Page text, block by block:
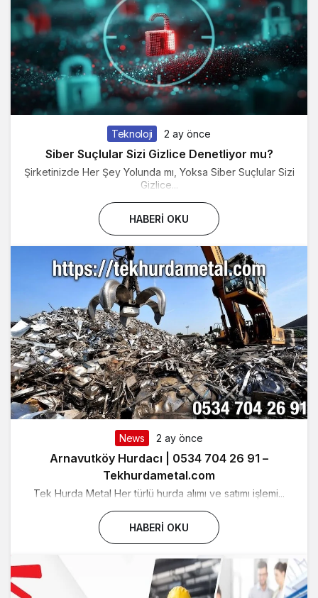
Teknoloji 2 ay önce
Siber Suçlular Sizi Gizlice Denetliyor mu?
Şirketinizde Her Şey Yolunda mı, Yoksa Siber Suçlular Sizi
Gizlice...
HABERI OKU
News 2 ay önce
Arnavutköy Hurdacı | 0534 704 26 91 –
Tekhurdametal.com
Tek Hurda Metal Her türlü hurda alımı ve satımı işlemi...
HABERI OKU